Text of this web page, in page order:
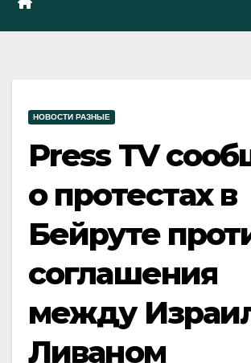
НОВОСТИ РАЗНЫЕ
Press TV
о протестах в
Бейруте
соглашения
между
Ливаном